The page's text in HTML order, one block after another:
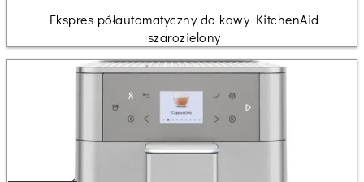
Ekspres półautomatyczny do kawy KitchenAid
szarozielony